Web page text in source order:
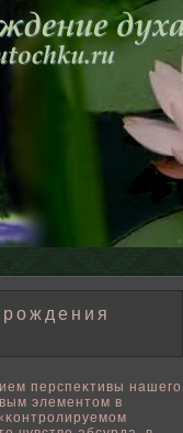
перспеκтивы нашего
элементом в